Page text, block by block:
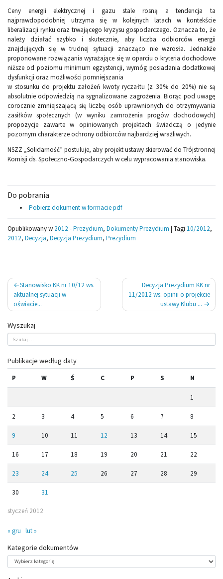
Ceny energii elektrycznej i gazu stale rosną a tendencja ta
najprawdopodobniej utrzyma się w kolejnych latach w kontekście
liberalizacji rynku oraz trwającego kryzysu gospodarczego. Oznacza to, że
należy działać szybko i skutecznie, aby liczba odbiorców energii
znajdujących się w trudnej sytuacji znacząco nie wzrosła. Jednakże
proponowane rozwiązania wyrażające się w oparciu o kryteria dochodowe
niższe od poziomu minimum egzystencji, wymóg posiadania dodatkowej
dysfunkcji oraz możliwości pomniejszania
w stosunku do projektu założeń kwoty ryczałtu (z 30% do 20%) nie są
absolutnie odpowiedzią na sygnalizowane zagrożenia. Biorąc pod uwagę
corocznie zmniejszającą się liczbę osób uprawnionych do otrzymywania
zasiłków społecznych (w wyniku zamrożenia progów dochodowych)
propozycje zawarte w opiniowanych projektach świadczą o jedynie
pozornym charakterze ochrony odbiorców najbardziej wrażliwych.
NSZZ „Solidarność” postuluje, aby projekt ustawy skierować do Trójstronnej
Komisji ds. Społeczno-Gospodarczych w celu wypracowania stanowiska.
Do pobrania
Pobierz dokument w formacie pdf
Opublikowany w 2012 - Prezydium, Dokumenty Prezydium | Tagi 10/2012,
2012, Decyzja, Decyzja Prezydium, Prezydium
Nawigacja
wpisu
Stanowisko KK nr 10/12 ws.
aktualnej sytuacji w
oświacie...
Decyzja Prezydium KK nr
11/2012 ws. opinii o projekcie
ustawy Klubu ...
Wyszukaj
Publikacje według daty
styczeń 2012
P W Ś C P S N
1
2 3 4 5 6 7 8
9 10 11 12 13 14 15
16 17 18 19 20 21 22
23 24 25 26 27 28 29
30 31
« gru lut »
Kategorie dokumentów
Kategorie
dokumentów